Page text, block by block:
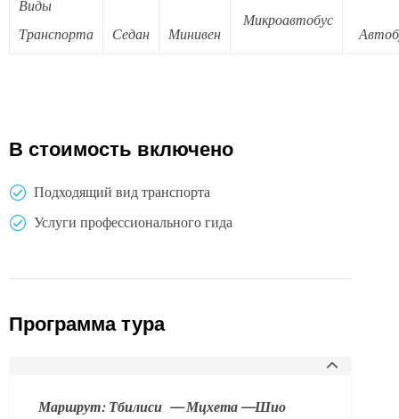
Виды
Транспорта
Седан Минивен
Микроавтобус
В стоимость включено
Подходящий вид транспорта
Услуги профессионального гида
Программа тура
Маршрут: Тбилиси — Мцхета —Шио